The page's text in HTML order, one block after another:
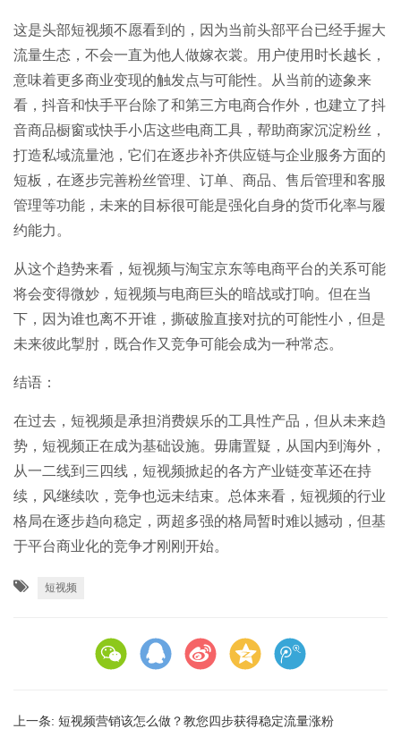
这是头部短视频不愿看到的，因为当前头部平台已经手握大
流量生态，不会一直为他人做嫁衣裳。用户使用时长越长，
意味着更多商业变现的触发点与可能性。从当前的迹象来
看，抖音和快手平台除了和第三方电商合作外，也建立了抖
音商品橱窗或快手小店这些电商工具，帮助商家沉淀粉丝，
打造私域流量池，它们在逐步补齐供应链与企业服务方面的
短板，在逐步完善粉丝管理、订单、商品、售后管理和客服
管理等功能，未来的目标很可能是强化自身的货币化率与履
约能力。
从这个趋势来看，短视频与淘宝京东等电商平台的关系可能
将会变得微妙，短视频与电商巨头的暗战或打响。但在当
下，因为谁也离不开谁，撕破脸直接对抗的可能性小，但是
未来彼此掣肘，既合作又竞争可能会成为一种常态。
结语：
在过去，短视频是承担消费娱乐的工具性产品，但从未来趋
势，短视频正在成为基础设施。毋庸置疑，从国内到海外，
从一二线到三四线，短视频掀起的各方产业链变革还在持
续，风继续吹，竞争也远未结束。总体来看，短视频的行业
格局在逐步趋向稳定，两超多强的格局暂时难以撼动，但基
于平台商业化的竞争才刚刚开始。
短视频
上一条: 短视频营销该怎么做？教您四步获得稳定流量涨粉